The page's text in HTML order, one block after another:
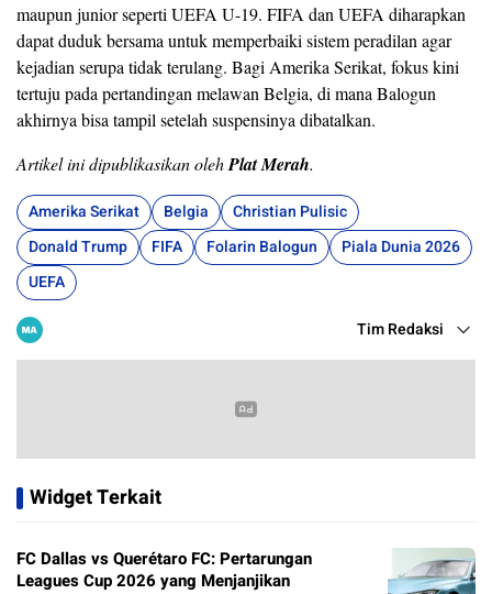
maupun junior seperti UEFA U-19. FIFA dan UEFA diharapkan
dapat duduk bersama untuk memperbaiki sistem peradilan agar
kejadian serupa tidak terulang. Bagi Amerika Serikat, fokus kini
tertuju pada pertandingan melawan Belgia, di mana Balogun
akhirnya bisa tampil setelah suspensinya dibatalkan.
Artikel ini dipublikasikan olehPlat Merah.
Amerika Serikat Belgia
Christian Pulisic
Donald Trump
FIFA Folarin Balogun
Piala Dunia 2026
UEFA
Tim Redaksi
Widget Terkait
FC Dallas vs Querétaro FC: Pertarungan
Leagues Cup 2026 yang Menjanjikan